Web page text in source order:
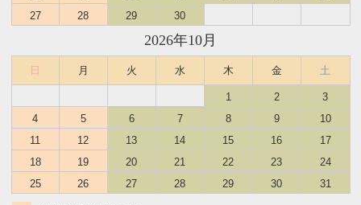
27
28 29 30
2026年10月
日 月 火 水 木 金 土
1 2
3
4
5 6 7 8 9
10
11
12 13 14 15 16
17
18
19 20 21 22 23
24
25
26 27 28 29 30 31